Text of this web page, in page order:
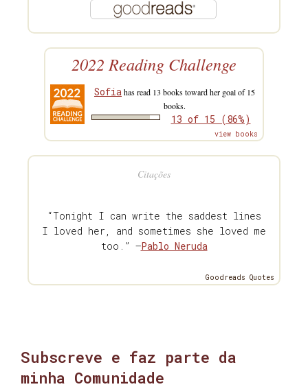
2022 Reading Challenge
Sofiahas read 13 books toward her goal of 15
books.
13 of 15 (86%)
view books
Citações
“Tonight I can write the saddest lines
I loved her, and sometimes she loved me
too.” —Pablo Neruda
Goodreads Quotes
Subscreve e faz parte da
minha Comunidade